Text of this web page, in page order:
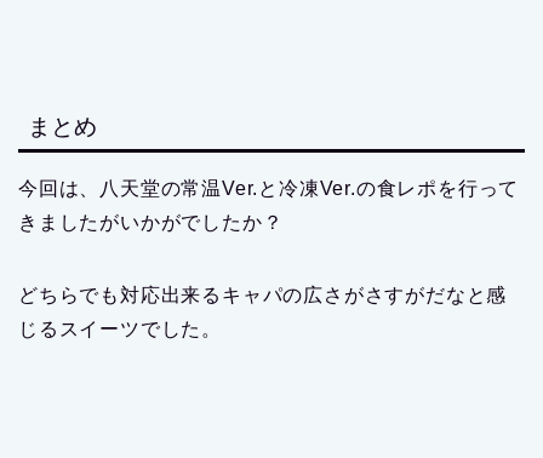
まとめ
今回は、八天堂の常温Ver.と冷凍Ver.の食レポを行って
きましたがいかがでしたか？
どちらでも対応出来るキャパの広さがさすがだなと感
じるスイーツでした。